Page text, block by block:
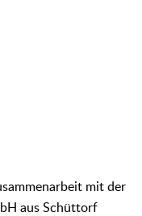
mit der
aus Schüttorf